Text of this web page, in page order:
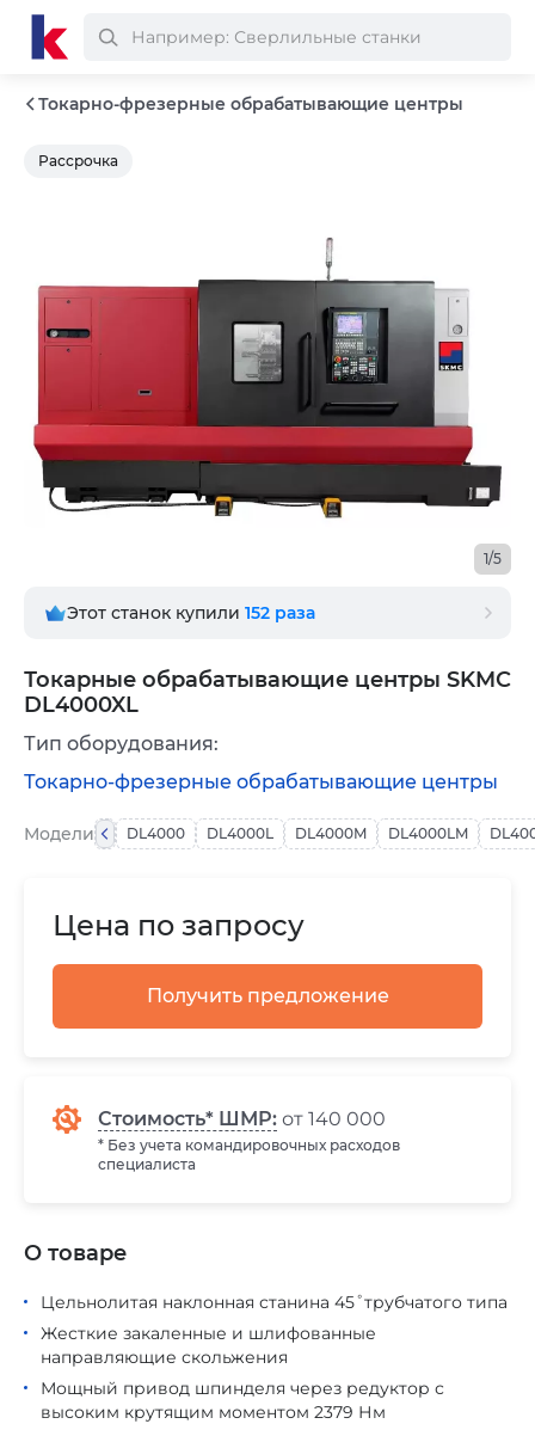
Токарно-фрезерные обрабатывающие центры
Рассрочка
Токарные обрабатывающие центры SKMC
DL4000XL
1/5
Этот станок купили 152 раза
Цена по запросу
Получить предложение
Стоимость* ШМР: от 140 000
* Без учета командировочных расходов
специалиста
Модели DL4000 DL4000L DL4000M DL4000LM
Тип оборудования:
Токарно-фрезерные обрабатывающие центры
Цельнолитая наклонная станина 45˚трубчатого типа
Жесткие закаленные и шлифованные
направляющие скольжения
Мощный привод шпинделя через редуктор с
высоким крутящим моментом 2379 Нм
О товаре